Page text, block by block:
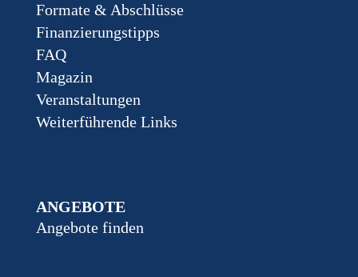
Formate & Abschlüsse
Finanzierungstipps
FAQ
Magazin
Veranstaltungen
Weiterführende Links
ANGEBOTE
Angebote finden